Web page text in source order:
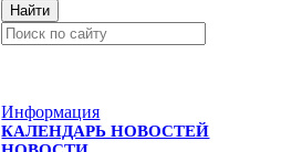
Найти
Информация
КАЛЕНДАРЬ НОВОСТЕЙ